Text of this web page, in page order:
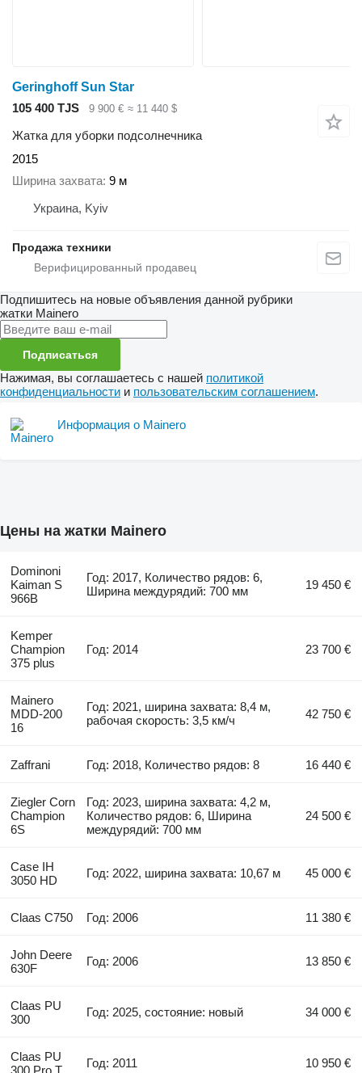
Geringhoff Sun Star
105 400 TJS
9 900 € ≈ 11 440 $
Жатка для уборки подсолнечника
2015
Ширина захвата 9 м
Украина, Kyiv
Продажа техники
Подпишитесь на новые объявления данной рубрики
жатки Mainero
Подписаться
Нажимая, вы соглашаетесь с нашей политикой
конфиденциальности и пользовательским соглашением.
Информация о Mainero
Цены на жатки Mainero
Dominoni
Kaiman S
966B
Год: 2017, Количество рядов: 6,
Ширина междурядий: 700 мм
19 450 €
Kemper
Champion
375 plus
Год: 2014 23 700 €
Mainero
MDD-200
16
Год: 2021, ширина захвата: 8,4 м,
рабочая скорость: 3,5 км/ч
42 750 €
Zaffrani Год: 2018, Количество рядов: 8 16 440 €
Ziegler Corn
Champion
6S
Год: 2023, ширина захвата: 4,2 м,
Количество рядов: 6, Ширина
междурядий: 700 мм
24 500 €
Case IH
3050 HD
Год: 2022, ширина захвата: 10,67 м 45 000 €
Claas C750 Год: 2006 11 380 €
John Deere
630F
Год: 2006 13 850 €
Claas PU
300
Год: 2025, состояние: новый 34 000 €
Claas PU
300 Pro T
Год: 2011 10 950 €